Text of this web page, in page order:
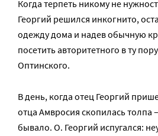
Когда терпеть никому не
Георгий решился инкогнито,
одежду дома и надев обычную
посетить авторитетного в ту
Оптинского.
В день, когда отец Георгий
отца Амвросия скопилась толпа
бывало. О. Георгий испугался: